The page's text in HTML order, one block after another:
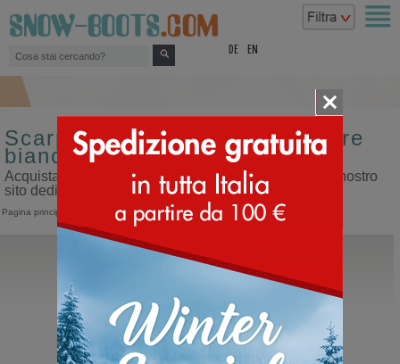
DE EN
Scarpe sportive da donna colore
bianco
Acquista scarpe sportive da donna colore bianco sul nostro
sito dedicato ai doposci
Pagina principale >Scarpe sportive
De Lago
H488M